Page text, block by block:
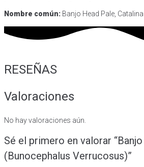
Nombre común: Banjo Head Pale,
RESEÑAS
Valoraciones
No hay valoraciones aún.
Sé el primero en valorar
(Bunocephalus Verrucosus)”